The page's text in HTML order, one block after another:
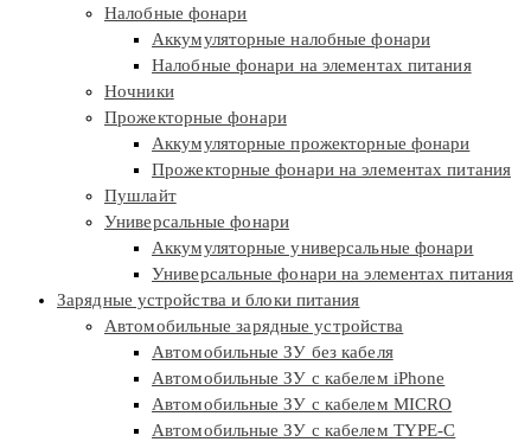
Налобные фонари
Аккумуляторные налобные фонари
Налобные фонари на элементах питания
Ночники
Прожекторные фонари
Аккумуляторные прожекторные фонари
Прожекторные фонари на элементах питания
Пушлайт
Универсальные фонари
Аккумуляторные универсальные фонари
Универсальные фонари на элементах питания
Зарядные устройства и блоки питания
Автомобильные зарядные устройства
Автомобильные ЗУ без кабеля
Автомобильные ЗУ с кабелем iPhone
Автомобильные ЗУ с кабелем MICRO
Автомобильные ЗУ с кабелем TYPE-C